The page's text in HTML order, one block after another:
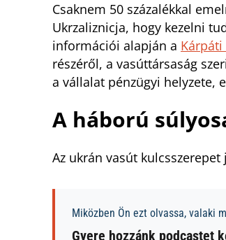
Csaknem 50 százalékkal
Ukrzaliznicja, hogy kezelni
információi alapján a Kárpáti
részéről, a vasúttársaság
a vállalat pénzügyi helyzete,
A háború
Az ukrán vasút
Miközben Ön ezt olvassa, valaki
Gyere hozzánk podcastet